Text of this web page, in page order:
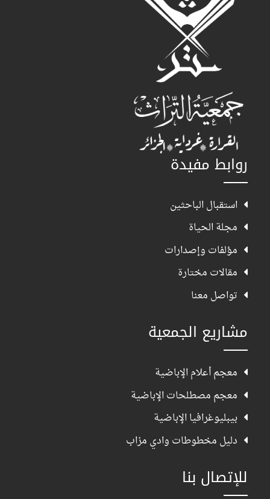
روابط مفيدة
استقبال الباحثين
مجلة الحياة
مؤلفات وإصدارات
مقالات مختارة
تواصل معنا
مشاريع الجمعية
معجم أعلام الإباضية
معجم مصطلحات الإباضية
بيبليوغرافيا الإباضية
دليل مخطوطات وادي مزاب
للإتصال بنا